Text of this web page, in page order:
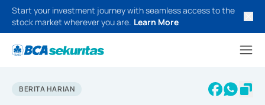
Start your investment journey with seamless access to the
stock market wherever you are. Learn More
BERITA HARIAN